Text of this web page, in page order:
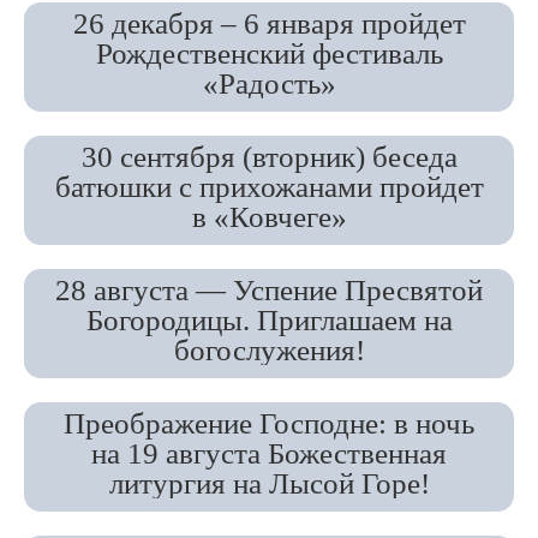
26 декабря – 6 января пройдет
Рождественский фестиваль
«Радость»
30 сентября (вторник) беседа
батюшки с прихожанами пройдет
в «Ковчеге»
28 августа — Успение Пресвятой
Богородицы. Приглашаем на
богослужения!
Преображение Господне: в ночь
на 19 августа Божественная
литургия на Лысой Горе!